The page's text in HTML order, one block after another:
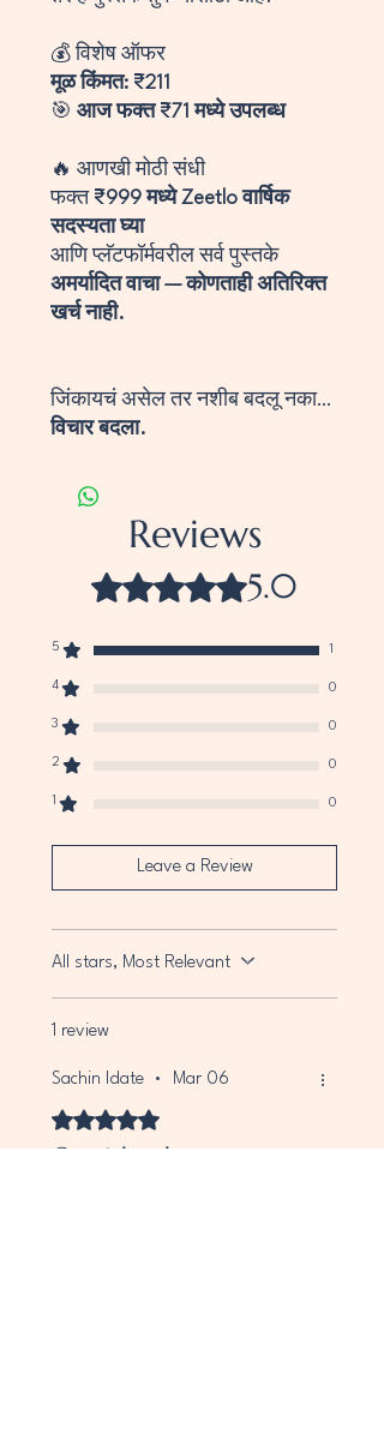
💰 विशेष ऑफर
मूळ किंमत: ₹211
🎯 आज फक्त ₹71 मध्ये उपलब्ध
🔥 आणखी मोठी संधी
फक्त ₹999 मध्ये Zeetlo वार्षिक
सदस्यता घ्या
आणि प्लॅटफॉर्मवरील सर्व पुस्तके
अमर्यादित वाचा — कोणताही अतिरिक्त
खर्च नाही.
जिंकायचं असेल तर नशीब बदलू नका…
विचार बदला.
Reviews
Rated 5 out of 5 stars.5.0
5 1
4 0
3 0
2 0
1 0
Leave a Review
All stars, Most Relevant
1 review
Sachin Idate • Mar 06
Rated 5 out of 5 stars.
Great book